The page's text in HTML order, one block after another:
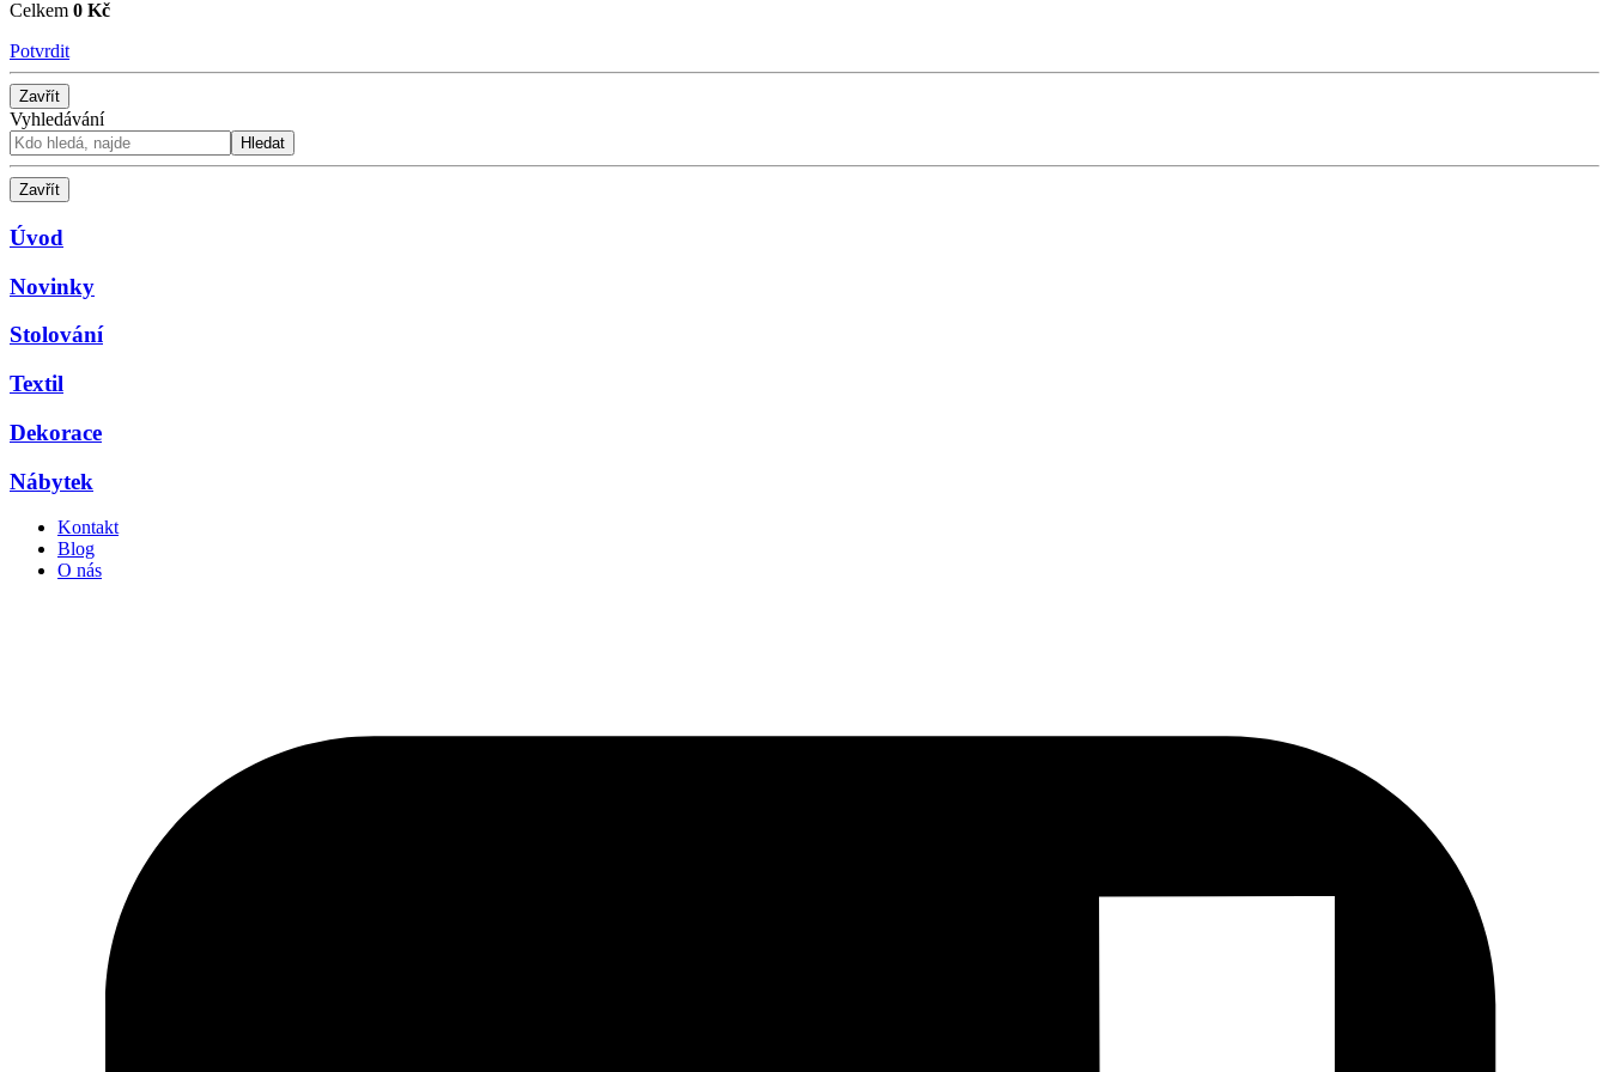
Celkem 0 Kč
Potvrdit
Zavřít
Vyhledávání
Hledat
Zavřít
Úvod
Novinky
Stolování
Textil
Dekorace
Nábytek
Kontakt
Blog
O nás